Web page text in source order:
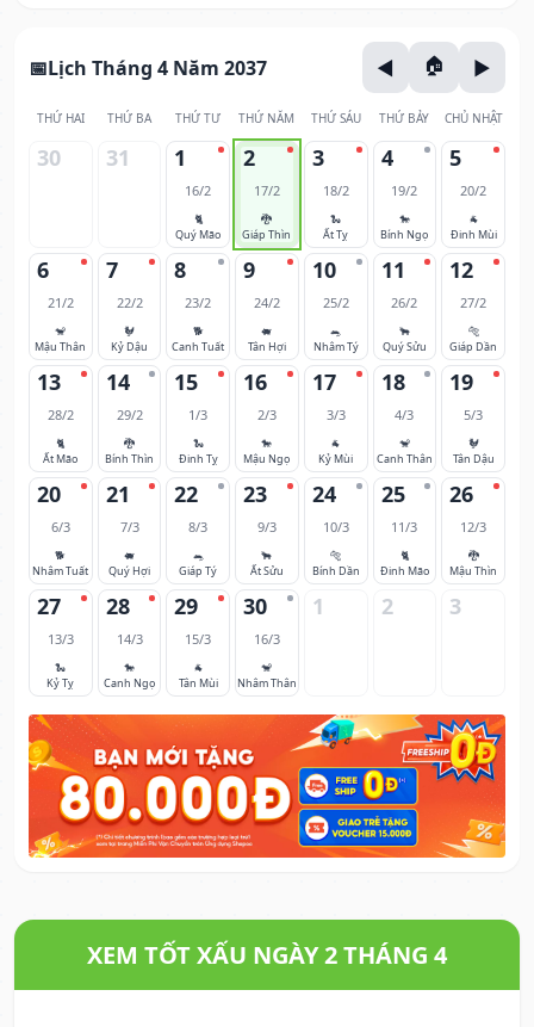
Lịch Tháng 4 Năm 2037
THỨ HAI THỨ BA THỨ TƯ THỨ NĂM THỨ SÁU THỨ BẢY CHỦ NHẬT
30 31 1
16/2
🐈
Quý Mão
2
17/2
🐉
Giáp Thìn
3
18/2
🐍
Ất Tỵ
4
19/2
🐎
Bính Ngọ
5
20/2
🐐
Đinh Mùi
6
21/2
🐒
Mậu Thân
7
22/2
🐓
Kỷ Dậu
8
23/2
🐕
Canh Tuất
9
24/2
🐖
Tân Hợi
10
25/2
🐀
Nhâm Tý
11
26/2
🐂
Quý Sửu
12
27/2
🐅
Giáp Dần
13
28/2
🐈
Ất Mão
14
29/2
🐉
Bính Thìn
15
1/3
🐍
Đinh Tỵ
16
2/3
🐎
Mậu Ngọ
17
3/3
🐐
Kỷ Mùi
18
4/3
🐒
Canh Thân
19
5/3
🐓
Tân Dậu
20
6/3
🐕
Nhâm Tuất
21
7/3
🐖
Quý Hợi
22
8/3
🐀
Giáp Tý
23
9/3
🐂
Ất Sửu
24
10/3
🐅
Bính Dần
25
11/3
🐈
Đinh Mão
26
12/3
🐉
Mậu Thìn
27
13/3
🐍
Kỷ Tỵ
28
14/3
🐎
Canh Ngọ
29
15/3
🐐
Tân Mùi
30
16/3
🐒
Nhâm Thân
1 2 3
XEM TỐT XẤU NGÀY 2 THÁNG 4